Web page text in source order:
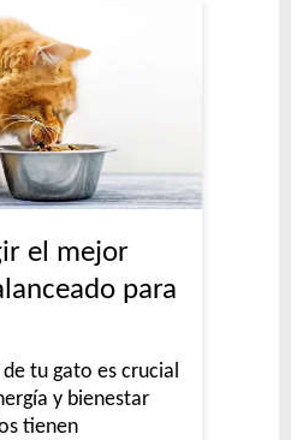
el mejor
para
tu gato es crucial
y bienestar
tienen